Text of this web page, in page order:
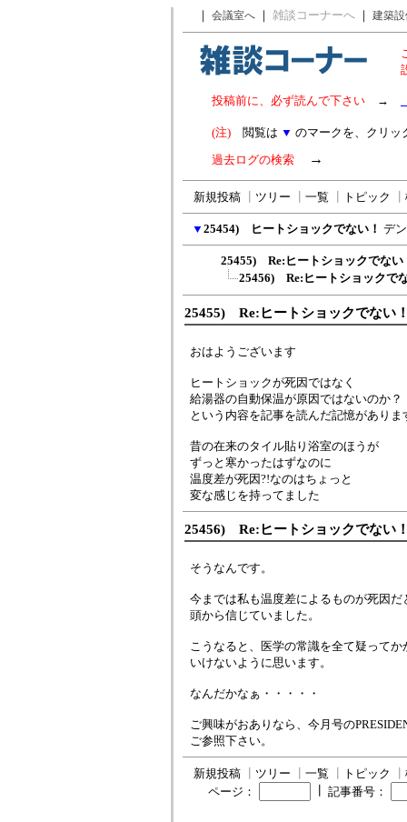
｜ 会議室へ ｜ 雑談コーナーへ ｜ 建築
投稿前に、必ず読んで下さい →
(注) 閲覧は ▼ のマークを、クリッ
過去ログの検索 →
新規投稿 ツリー 一覧 トピック
▼ 25454) ヒートショックでない！ デ
25455) Re:ヒートショックでない
25456) Re:ヒートショックで
25455) Re:ヒートショックでない
おはようございます
ヒートショックが死因ではなく
給湯器の自動保温が原因ではないのか？
という内容を記事を読んだ記憶があり
昔の在来のタイル貼り浴室のほうが
ずっと寒かったはずなのに
温度差が死因?!なのはちょっと
変な感じを持ってました
25456) Re:ヒートショックでない
そうなんです。
今までは私も温度差によるものが死因だ
頭から信じていました。
こうなると、医学の常識を全て疑ってか
いけないように思います。
なんだかなぁ・・・・・
ご興味がおありなら、今月号の
ご参照下さい。
新規投稿 ツリー 一覧 トピック
ページ：
記事番号：